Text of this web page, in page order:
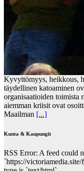
Kyvyttömyys, heikkous,
täydellinen katoaminen
organisaatioiden toimista
aiemman kriisit ovat
Maailman [...]
Kunta & Kaupungit
RSS Error: A feed could
`https://